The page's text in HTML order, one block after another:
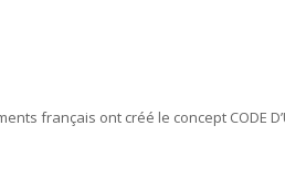
français ont créé le concept CODE